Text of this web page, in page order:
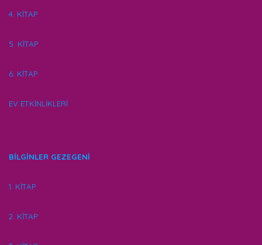
4. KİTAP
5. KİTAP
6. KİTAP
EV ETKİNLİKLERİ
BİLGİNLER GEZEGENİ
1. KİTAP
2. KİTAP